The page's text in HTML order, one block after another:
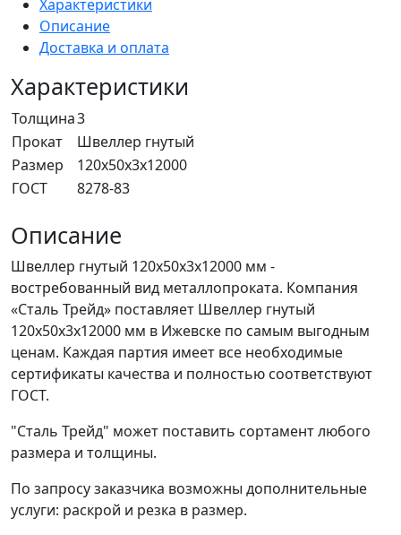
Характеристики
Описание
Доставка и оплата
Характеристики
Толщина3
Прокат
Швеллер гнутый
Размер
120x50x3x12000
ГОСТ
8278-83
Описание
Швеллер гнутый 120x50x3x12000 мм -
востребованный вид металлопроката. Компания
«Сталь Трейд» поставляет Швеллер гнутый
120x50x3x12000 мм в Ижевске по самым выгодным
ценам. Каждая партия имеет все необходимые
сертификаты качества и полностью соответствуют
ГОСТ.
"Сталь Трейд" может поставить сортамент любого
размера и толщины.
По запросу заказчика возможны дополнительные
услуги: раскрой и резка в размер.